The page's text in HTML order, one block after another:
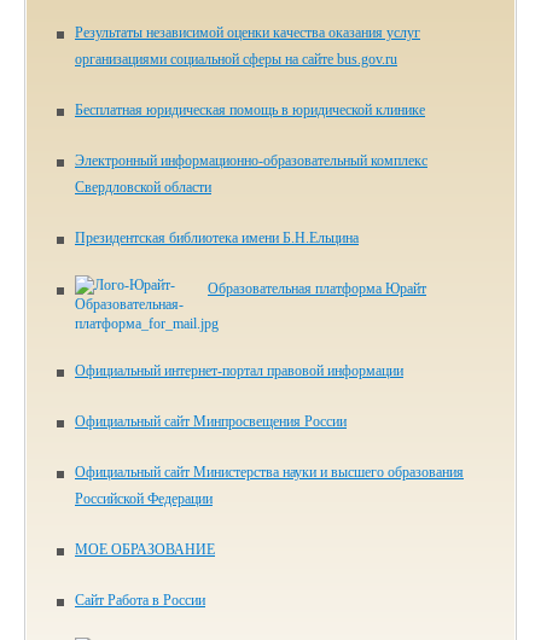
Результаты независимой оценки качества оказания услуг
организациями социальной сферы на сайте bus.gov.ru
Бесплатная юридическая помощь в юридической клинике
Электронный информационно-образовательный комплекс
Свердловской области
Президентская библиотека имени Б.Н.Ельцина
Образовательная платформа Юрайт
Официальный интернет-портал правовой информации
Официальный сайт Минпросвещения России
Официальный сайт Министерства науки и высшего образования
Российской Федерации
МОЕ ОБРАЗОВАНИЕ
Сайт Работа в России